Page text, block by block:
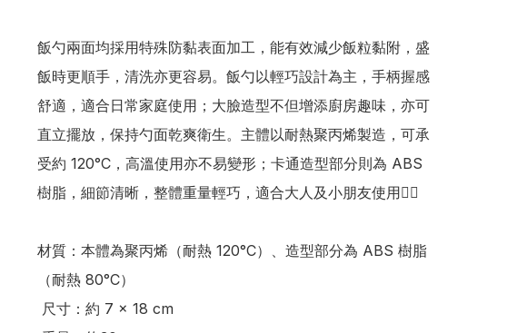
飯勺兩面均採用特殊防黏表面加工，能有效減少飯粒黏附，盛
飯時更順手，清洗亦更容易。飯勺以輕巧設計為主，手柄握感
舒適，適合日常家庭使用；大臉造型不但增添廚房趣味，亦可
直立擺放，保持勺面乾爽衛生。主體以耐熱聚丙烯製造，可承
受約 120°C，高溫使用亦不易變形；卡通造型部分則為 ABS
樹脂，細節清晰，整體重量輕巧，適合大人及小朋友使用👍🏻
材質：本體為聚丙烯（耐熱 120°C）、造型部分為 ABS 樹脂
（耐熱 80°C）